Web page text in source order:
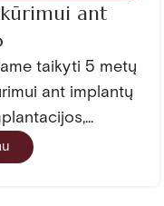
ant
taikyti 5 metų
ant implantų